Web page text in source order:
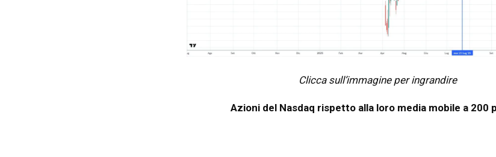
Clicca sull’immagine per ingrandire
Azioni del Nasdaq rispetto alla loro media mobile a 200